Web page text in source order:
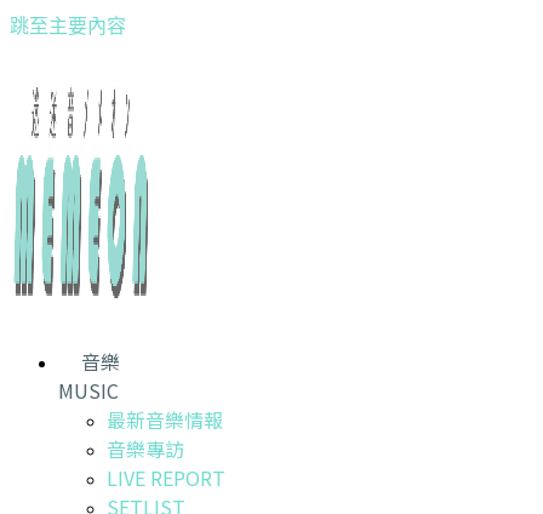
跳至主要內容
音樂
MUSIC
最新音樂情報
音樂專訪
LIVE REPORT
SETLIST